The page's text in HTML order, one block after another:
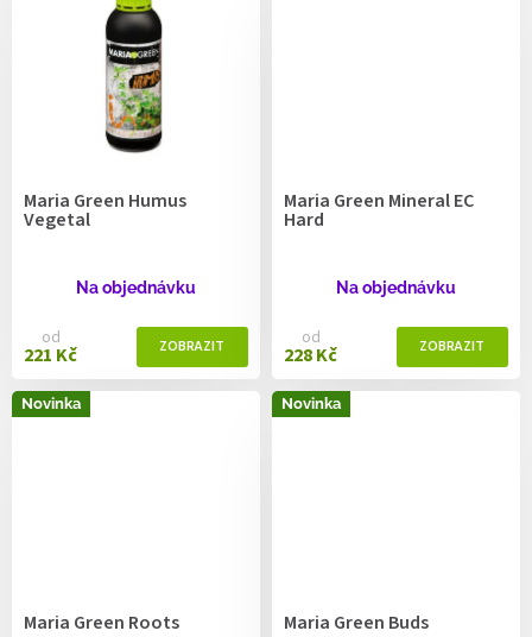
Maria Green Humus
Vegetal
Na objednávku
od
221 Kč
Maria Green Mineral EC
Hard
Na objednávku
od
228 Kč
Novinka
Maria Green Roots
Novinka
Maria Green Buds